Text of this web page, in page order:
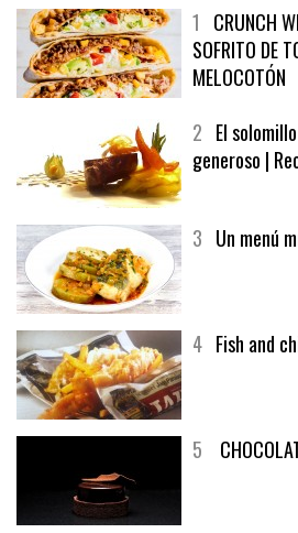
1CRUNCH
SOFRITO DE
MELOCOTÓN
2El